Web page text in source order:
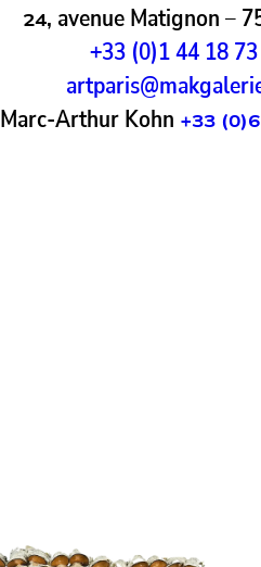
24, avenue Matignon –
+33 (0)1 44 18
Marc-Arthur Kohn +33